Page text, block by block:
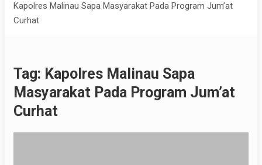
Kapolres Malinau Sapa Masyarakat Pada Program Jum’at
Curhat
Tag: Kapolres Malinau Sapa
Masyarakat Pada Program Jum’at
Curhat